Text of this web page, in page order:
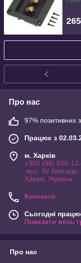
265
Про нас
97% позитивних з
Працює з
м. Харків
+380 (98) 626-
-вул. 92 бригади,
Харків, Україна
Контакти
Сьогодні
Показати весь
Про нас